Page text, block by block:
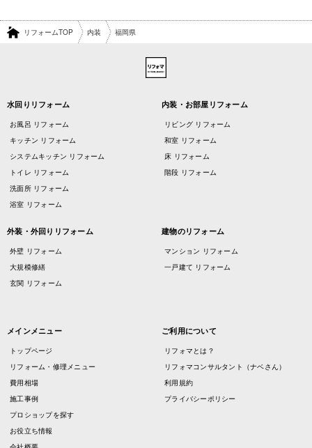
リフォームTOP 内装 福岡県
水回りリフォーム
お風呂 リフォーム
キッチン リフォーム
システムキッチン リフォーム
トイレ リフォーム
洗面所 リフォーム
浴室 リフォーム
内装・お部屋リフォーム
リビング リフォーム
和室 リフォーム
床 リフォーム
階段 リフォーム
外装・外回りリフォーム
外壁 リフォーム
大規模修繕
玄関 リフォーム
建物のリフォーム
マンション リフォーム
一戸建て リフォーム
メインメニュー
トップページ
リフォーム・修理メニュー
費用相場
施工事例
プロショップを探す
お役立ち情報
ご利用について
リフォマとは？
リフォマコンサルタント（ナベさん）
利用規約
プライバシーポリシー